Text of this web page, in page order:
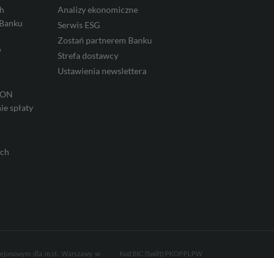
spłaty
Analizy ekonomiczne
Serwis ESG
Zostań partnerem Banku
Strefa dostawcy
Ustawienia newslettera
dla m.st. Warszawy w Kod BIC (Swift) PKOPPLPW